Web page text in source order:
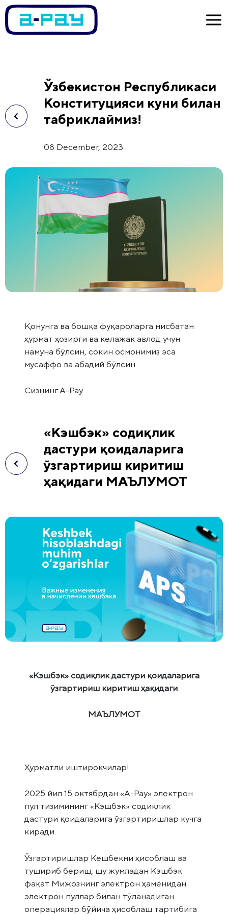
Ўзбекистон Республикаси
Конституцияси куни билан
табриклаймиз!
08 December, 2023
Қонунга ва бошқа фуқароларга нисбатан
ҳурмат ҳозирги ва келажак авлод учун
намуна бўлсин, сокин осмонимиз эса
мусаффо ва абадий бўлсин.
Сизнинг А-Pay
«Кэшбэк» содиқлик
дастури қоидаларига
ўзгартириш киритиш
ҳақидаги МАЪЛУМОТ
«Кэшбэк» содиқлик дастури қоидаларига
ўзгартириш киритиш ҳақидаги
МАЪЛУМОТ
Ҳурматли иштирокчилар!
2025 йил 15 октябрдан «А-Pay» электрон
пул тизимининг «Кэшбэк» содиқлик
дастури қоидаларига ўзгартиришлар кучга
киради.
Ўзгартиришлар Кешбекни ҳисоблаш ва
тушириб бериш, шу жумладан Кэшбэк
фақат Мижознинг электрон ҳамёнидан
электрон пуллар билан тўланадиган
операциялар бўйича ҳисоблаш тартибига